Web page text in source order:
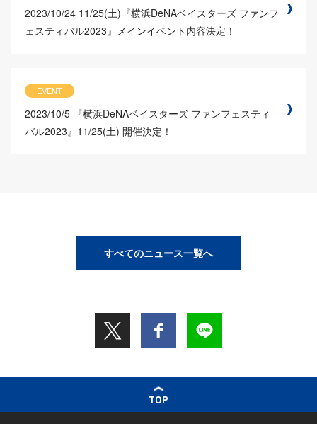
2023/10/24 11/25(土)『横浜DeNAベイスターズ ファンフ
ェスティバル2023』メインイベント内容決定！
EVENT
2023/10/5 『横浜DeNAベイスターズ ファンフェスティ
バル2023』11/25(土) 開催決定！
すべてのニュース一覧へ
TOP